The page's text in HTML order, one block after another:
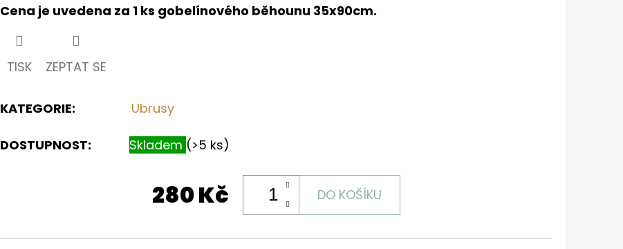
Cena je uvedena za 1 ks gobelínového běhounu 35x90cm.
TISK ZEPTAT SE
KATEGORIE: Ubrusy
DOSTUPNOST: Skladem (>5 ks)
280 Kč DO KOŠÍKU